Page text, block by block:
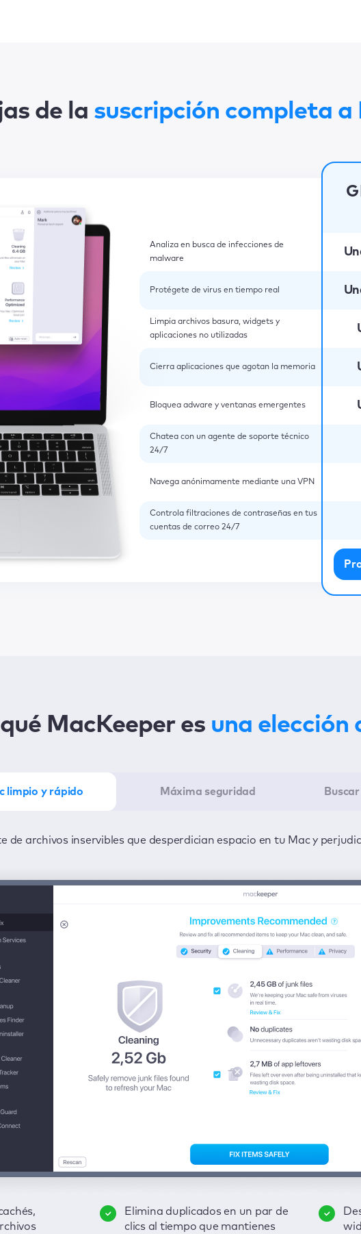
de la suscripción completa a
Analiza en busca de infecciones de
malware
Protégete de virus en tiempo real
Limpia archivos basura, widgets y
aplicaciones no utilizadas
Cierra aplicaciones que agotan la memoria
Bloquea adware y ventanas emergentes
Chatea con un agente de soporte técnico
24/7
Navega anónimamente mediante una VPN
Controla filtraciones de contraseñas en tus
cuentas de correo 24/7
MacKeeper es una elección
limpio y rápido Máxima seguridad
de archivos inservibles que desperdician espacio en tu Mac y
Elimina duplicados en un par de
clics al tiempo que mantienes
de virus y adware 24/7 para mantener la privacidad de tu
la
real y
Mantén bajo control tus
contraseñas, datos de tarjetas
de MacKeeper en el mínimo tiempo posible con un clic para
cualquier Disfruta de una interfaz